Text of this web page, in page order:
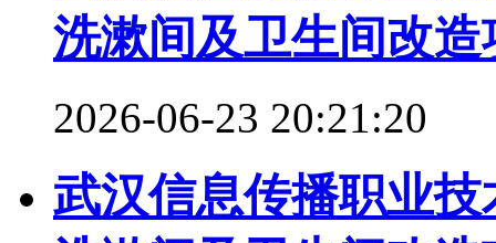
洗漱间及卫生间改
2026-06-23 20:21:20
武汉信息传播职业